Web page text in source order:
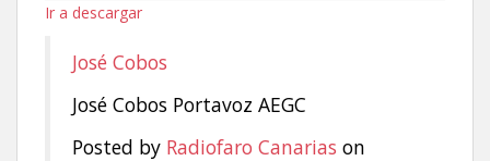
audio
Ir a descargar
José Cobos
José Cobos Portavoz AEGC
Posted by Radiofaro Canarias on